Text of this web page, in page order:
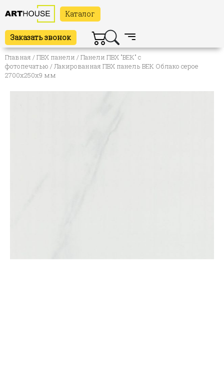
Каталог
Заказать звонок
Главная /ПВХ панели /Панели ПВХ "ВЕК" с
фотопечатью / Лакированная ПВХ панель ВЕК Облако серое
2700х250х9 мм